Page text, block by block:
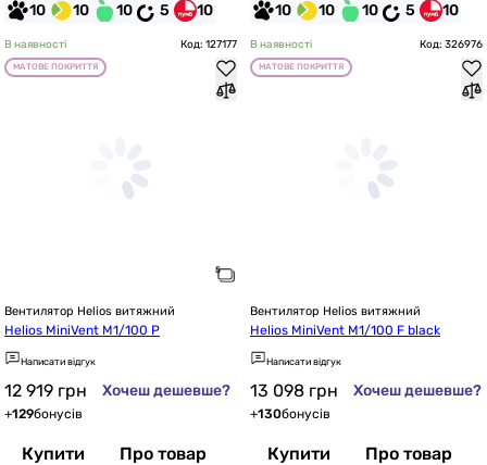
10 10 10 5 10 10 10 10 5 10
В наявності Код: 127177
МАТОВЕ ПОКРИТТЯ
Вентилятор Helios витяжний
Helios MiniVent M1/100 P
Написати відгук
12 919 грн Хочеш дешевше?
+129бонусів
Купити Про товар
В наявності Код: 326976
МАТОВЕ ПОКРИТТЯ
Вентилятор Helios витяжний
Helios MiniVent M1/100 F black
Написати відгук
13 098 грн Хочеш дешевше?
+130бонусів
Купити Про товар